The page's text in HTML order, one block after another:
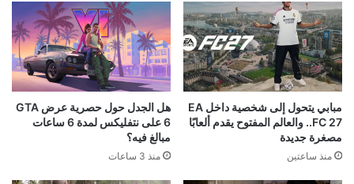
مبابي يتحول إلى شخصية داخل EA
FC 27.. والعالم المفتوح يقدم ألعابًا
مصغرة جديدة
منذ ساعتين
هل الجدل حول حصرية عرض GTA
6 على نتفليكس لمدة 6 ساعات
مبالغ فيه؟
منذ 3 ساعات